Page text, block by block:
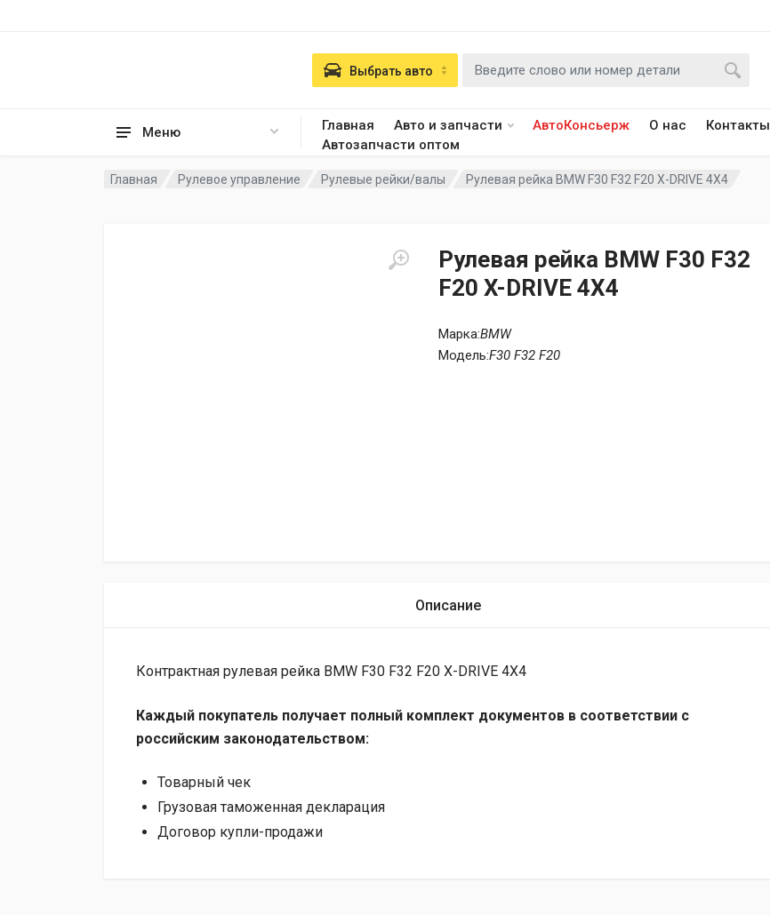
Меню Главная Авто и запчасти АвтоКонсьерж О нас
Контакты
Автозапчасти оптом
Выбрать авто
Главная Рулевое управление Рулевые рейки/валы Рулевая рейка BMW F30 F32 F20 X-DRIVE 4X4
Рулевая рейка BMW F30 F32
F20 X-DRIVE 4X4
Марка:BMW
Модель:F30 F32 F20
Описание
Контрактная рулевая рейка BMW F30 F32 F20 X-DRIVE 4X4
Каждый покупатель получает полный комплект документов в соответствии с
российским законодательством:
Товарный чек
Грузовая таможенная декларация
Договор купли-продажи